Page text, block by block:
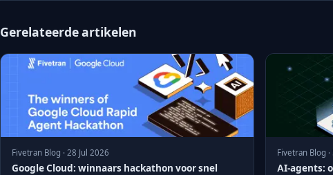
Gerelateerde artikelen
Fivetran Blog · 28 Jul 2026
Google Cloud: winnaars hackathon voor snel
Fivetran Blog
AI-agents: